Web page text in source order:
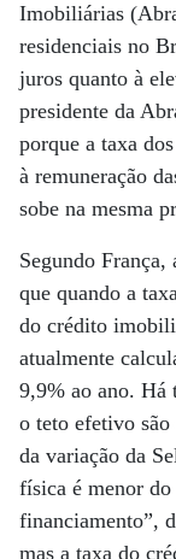
Imobiliárias
residenciais no
juros quanto à
presidente da
porque a taxa
à remuneração
sobe na mesma
Segundo França,
que quando a
do crédito
atualmente
9,9% ao ano. Há
o teto efetivo
da variação da
física é menor do
financiamento”,
mas a taxa do